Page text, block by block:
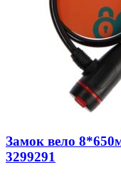
Замок вело
3299291